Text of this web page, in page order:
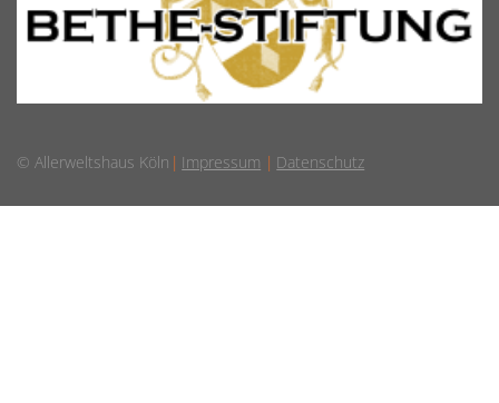
© Allerweltshaus Köln Impressum Datenschutz